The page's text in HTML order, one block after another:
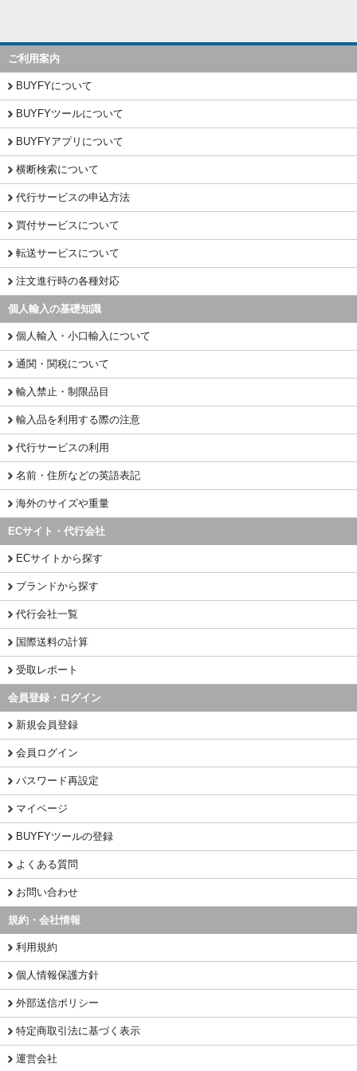
ご利用案内
BUYFYについて
BUYFYツールについて
BUYFYアプリについて
横断検索について
代行サービスの申込方法
買付サービスについて
転送サービスについて
注文進行時の各種対応
個人輸入の基礎知識
個人輸入・小口輸入について
通関・関税について
輸入禁止・制限品目
輸入品を利用する際の注意
代行サービスの利用
名前・住所などの英語表記
海外のサイズや重量
ECサイト・代行会社
ECサイトから探す
ブランドから探す
代行会社一覧
国際送料の計算
受取レポート
会員登録・ログイン
新規会員登録
会員ログイン
パスワード再設定
マイページ
BUYFYツールの登録
よくある質問
お問い合わせ
規約・会社情報
利用規約
個人情報保護方針
外部送信ポリシー
特定商取引法に基づく表示
運営会社